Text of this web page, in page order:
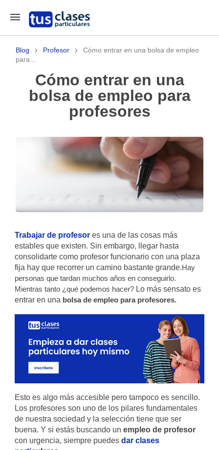
Blog Profesor
Cómo entrar en una bolsa de empleo
para...
Cómo entrar en una
bolsa de empleo para
profesores
Trabajar de profesor es una de las cosas más
estables que existen. Sin embargo, llegar hasta
consolidarte como profesor funcionario con una plaza
fija hay que recorrer un camino bastante grande.Hay
personas que tardan muchos años en conseguirlo.
Mientras tanto ¿qué podemos hacer? Lo más sensato es
entrar en una bolsa de empleo para profesores.
Esto es algo más accesible pero tampoco es sencillo.
Los profesores son uno de los pilares fundamentales
de nuestra sociedad y la selección tiene que ser
buena. Y si estás buscando un empleo de profesor
con urgencia, siempre puedes dar clases